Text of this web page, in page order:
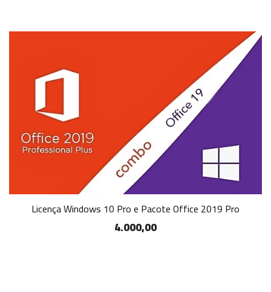
Licença Windows 10 Pro e Pacote Office 2019 Pro
4.000,00